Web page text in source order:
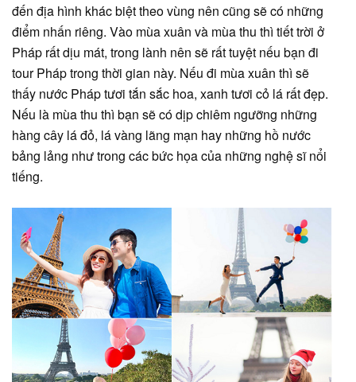
đến địa hình khác biệt theo vùng nên cũng sẽ có những
điểm nhấn riêng. Vào mùa xuân và mùa thu thì tiết trời ở
Pháp rất dịu mát, trong lành nên sẽ rất tuyệt nếu bạn đi
tour Pháp trong thời gian này. Nếu đi mùa xuân thì sẽ
thấy nước Pháp tươi tắn sắc hoa, xanh tươi cỏ lá rất đẹp.
Nếu là mùa thu thì bạn sẽ có dịp chiêm ngưỡng những
hàng cây lá đỏ, lá vàng lãng mạn hay những hồ nước
bảng lảng như trong các bức họa của những nghệ sĩ nổi
tiếng.